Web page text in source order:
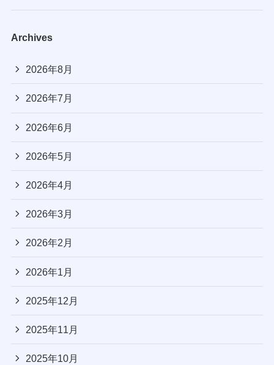
Archives
2026年8月
2026年7月
2026年6月
2026年5月
2026年4月
2026年3月
2026年2月
2026年1月
2025年12月
2025年11月
2025年10月